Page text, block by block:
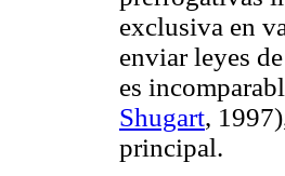
exclusiva en
enviar leyes
es
Shugart,
principal.